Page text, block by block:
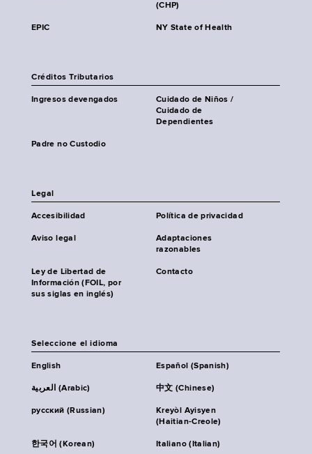
(CHP)
EPIC NY State of Health
Créditos Tributarios
Ingresos devengados
Cuidado de Niños /
Cuidado de
Dependientes
Padre no Custodio
Legal
Accesibilidad Política de privacidad
Aviso legal
Adaptaciones
razonables
Ley de Libertad de
Información (FOIL, por
sus siglas en inglés)
Contacto
Seleccione el idioma
English Español (Spanish)
العربية (Arabic) 中文 (Chinese)
русский (Russian)
Kreyòl Ayisyen
(Haitian-Creole)
한국어 (Korean) Italiano (Italian)